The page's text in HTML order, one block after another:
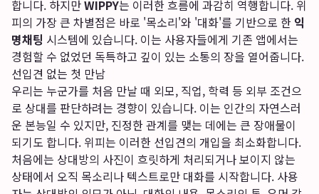
합니다. 하지만WIPPY는 이러한 흐름에 과감히 역행합니다. 위
피의 가장 큰 차별점은 바로 '목소리'와 '대화'를 기반으로 한 익
명채팅 시스템에 있습니다. 이는 사용자들에게 기존 앱에서는
경험할 수 없었던 독특하고 깊이 있는 소통의 장을 열어줍니다.
선입견 없는 첫 만남
우리는 누군가를 처음 만날 때 외모, 직업, 학력 등 외부 조건으
로 상대를 판단하려는 경향이 있습니다. 이는 인간의 자연스러
운 본능일 수 있지만, 진정한 관계를 맺는 데에는 큰 장애물이
되기도 합니다. 위피는 이러한 선입견의 개입을 최소화합니다.
처음에는 상대방의 사진이 흐릿하게 처리되거나 보이지 않는
상태에서 오직 목소리나 텍스트로만 대화를 시작합니다. 사용